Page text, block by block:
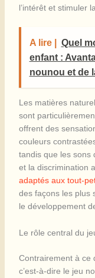
l’intérêt et stimuler
A lire |
Quel
enfant :
nounou et de
Les matières
sont
offrent des
couleurs
tandis que les sons
et la discrimination
adaptés aux tout-
des façons les plus
le développement
Le rôle central du
Contrairement à ce
c’est-à-dire le jeu